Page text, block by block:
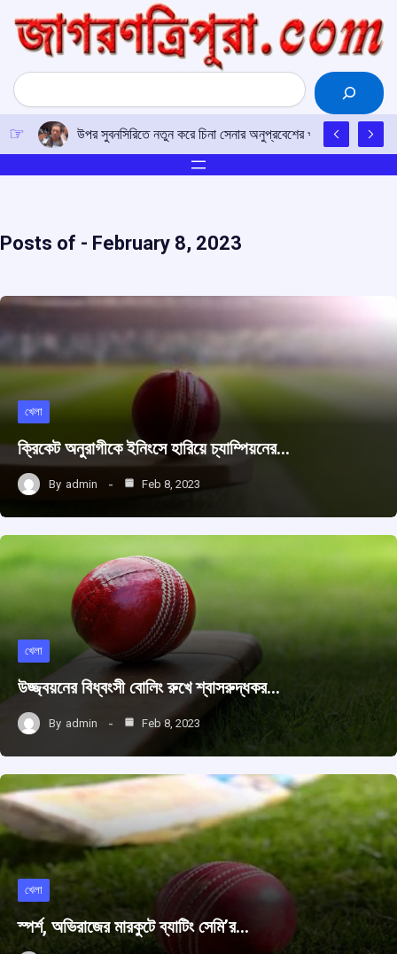
content
Search
উপর সুবনসিরিতে নতুন করে চিনা সেনার অনুপ্রবেশের খবর খারিজ করলেন
Posts of - February 8, 2023
খেলা
ক্রিকেট অনুরাগীকে ইনিংসে হারিয়ে চ্যাম্পিয়নের…
By admin Feb 8, 2023
খেলা
উজ্জ্বয়নের বিধ্বংসী বোলিং রুখে শ্বাসরুদ্ধকর…
By admin Feb 8, 2023
খেলা
স্পর্শ, অভিরাজের মারকুটে ব্যাটিং সেমি’র…